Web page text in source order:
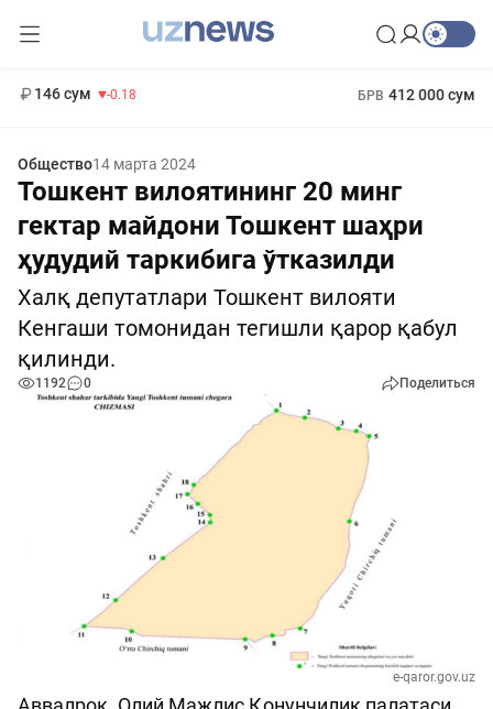
146 сум -0.18 БРВ 412 000 сум
Общество14 марта 2024
Тошкент вилоятининг 20 минг
гектар майдони Тошкент шаҳри
ҳудудий таркибига ўтказилди
Халқ депутатлари Тошкент вилояти
Кенгаши томонидан тегишли қарор қабул
қилинди.
1192 0 Поделиться
e-qaror.gov.uz